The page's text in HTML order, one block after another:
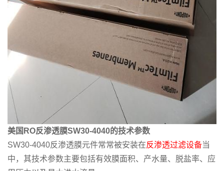
美国RO反渗透膜SW30-4040的技术参数
SW30-4040反渗透膜元件常常被安装在反渗透过滤设备当
中，其技术参数主要包括有效膜面积、产水量、脱盐率、应